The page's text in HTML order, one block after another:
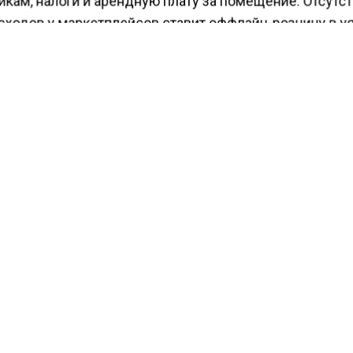
у маркетплейсов ставит оффлайн-розницу в